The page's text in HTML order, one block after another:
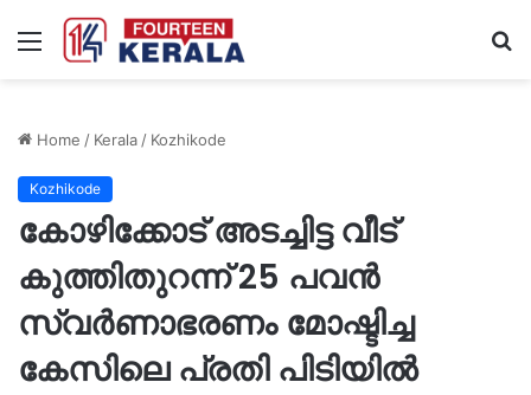
Menu
Home / Kerala/ Kozhikode
Kozhikode
കോഴിക്കോട് അടച്ചിട്ട വീട്
കുത്തിതുറന്ന് 25 പവൻ
സ്വർണാഭരണം മോഷ്ടിച്ച
കേസിലെ പ്രതി പിടിയിൽ